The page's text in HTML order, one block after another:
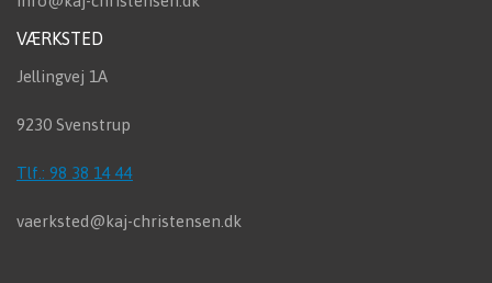
VÆRKSTED
Jellingvej 1A
9230 Svenstrup
Tlf.: 98 38 14 44
vaerksted@kaj-christensen.dk